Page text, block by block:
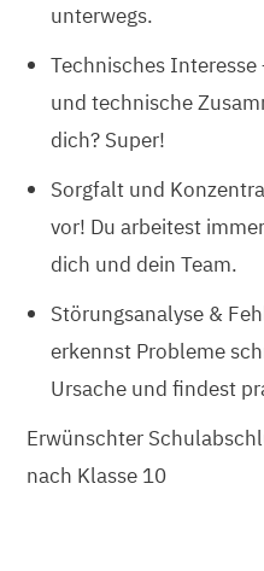
unterwegs.
Technisches Interesse
und technische
dich? Super!
Sorgfalt und
vor! Du arbeitest
dich und dein Team.
Störungsanalyse &
erkennst Probleme
Ursache und findest
Erwünschter
nach Klasse 10